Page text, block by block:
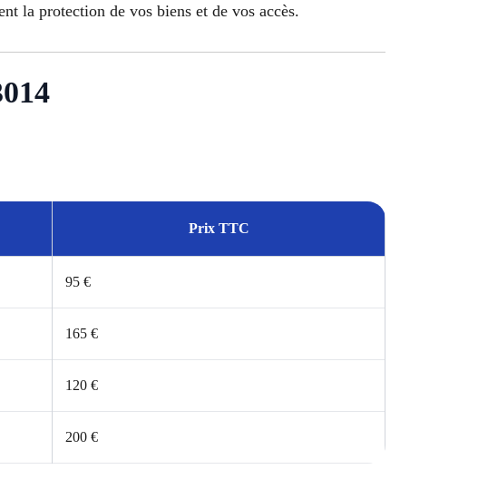
la protection de vos biens et de vos accès.
Prix TTC
95 €
165 €
120 €
200 €